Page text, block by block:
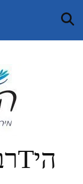
היTרבות – HiTarbut